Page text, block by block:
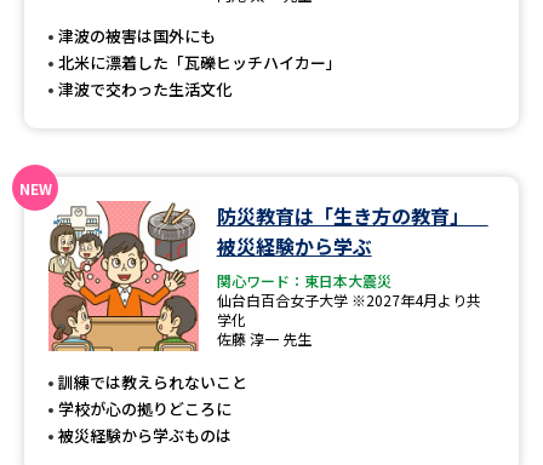
大学入学共通テスト「受験案
大学入学共通テスト「受験上の
配慮案内」の請求
高等学校（情報）教員資格認定
大学研究
大学で学べる内容や特徴を調べる
津波の被害は国外にも
北米に漂着した「瓦礫ヒッチハイカー」
津波で交わった生活文化
防災教育は「生き方の教育」
被災経験から学ぶ
関心ワード：東日本大震災
仙台白百合女子大学 ※2027年4月より共
学化
佐藤 淳一 先生
訓練では教えられないこと
学校が心の拠りどころに
被災経験から学ぶものは